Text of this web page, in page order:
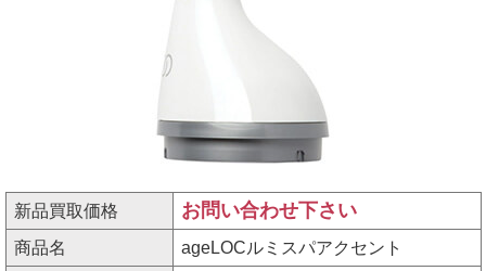
新品買取価格 お問い合わせ下さい
商品名
ageLOCルミスパアクセント